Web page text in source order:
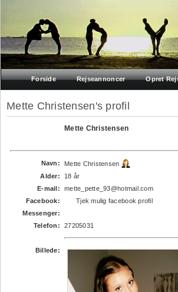
Forside Rejseannoncer Opret
Mette Christensen's profil
Mette Christensen
Navn:
Mette Christensen
Alder:
18 år
E-mail:
mette_pette_93@hotmail.com
Facebook:
Tjek mulig facebook profil
Messenger:
Telefon:
27205031
Billede: